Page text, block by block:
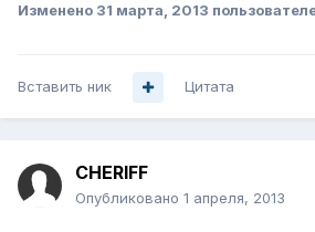
Изменено 31 марта, 2013
Вставить ник Цитата
CHERIFF
Опубликовано 1 апреля, 2013